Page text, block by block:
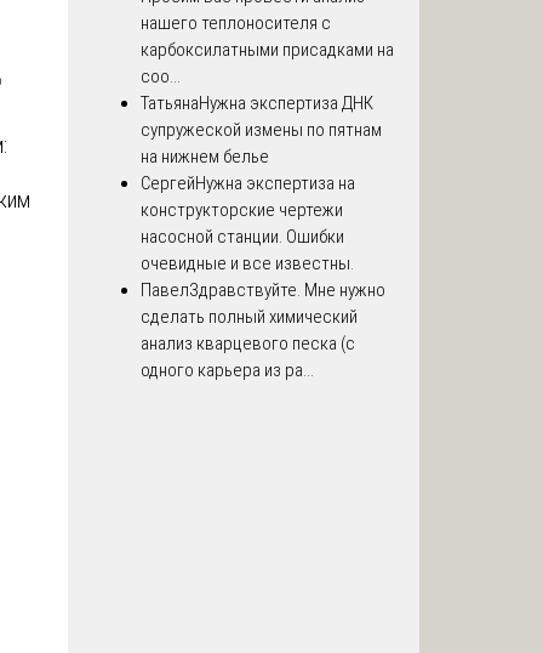
нашего теплоносителя с
карбоксилатными присадками на
соо...
ТатьянаНужна экспертиза ДНК
супружеской измены по пятнам
на нижнем белье
СергейНужна экспертиза на
конструкторские чертежи
насосной станции. Ошибки
очевидные и все известны.
ПавелЗдравствуйте. Мне нужно
сделать полный химический
анализ кварцевого песка (с
одного карьера из ра...